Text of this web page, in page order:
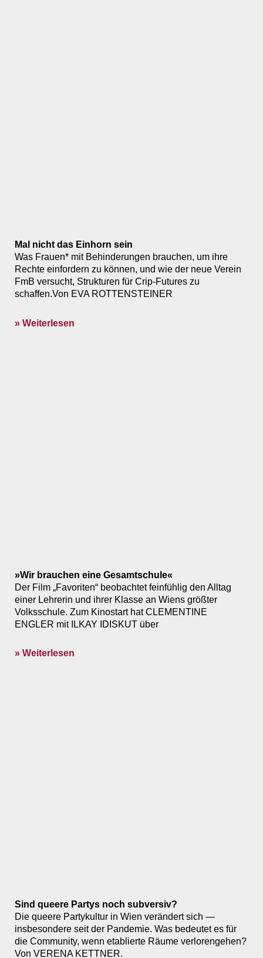
Mal nicht das ­Einhorn sein
Was Frauen* mit Behinderungen brauchen, um ihre
Rechte einfordern zu können, und wie der neue Verein
FmB versucht, Strukturen für Crip-Futures zu
schaffen.Von EVA ROTTENSTEINER
» Weiterlesen
»Wir brauchen eine Gesamtschule«
Der Film „Favoriten“ beobachtet feinfühlig den Alltag
einer Lehrerin und ihrer Klasse an Wiens größter
Volksschule. Zum Kinostart hat CLEMENTINE
ENGLER mit ILKAY IDISKUT über
» Weiterlesen
Sind queere Partys noch subversiv?
Die queere Partykultur in Wien verändert sich —
insbesondere seit der Pandemie. Was bedeutet es für
die Community, wenn etablierte Räume verlorengehen?
Von VERENA KETTNER.